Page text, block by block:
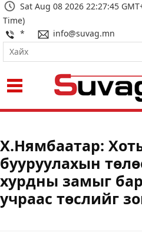
Sat Aug 08 2026 22:27:45
Time)
*
info@suvag.mn
Х.Нямбаатар:
бууруулахын
хурдны замыг
учраас төслийг